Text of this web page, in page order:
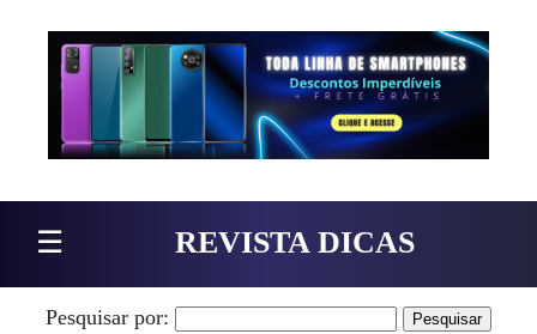
Pular para o conteúdo
☰ REVISTA DICAS
Pesquisar por: